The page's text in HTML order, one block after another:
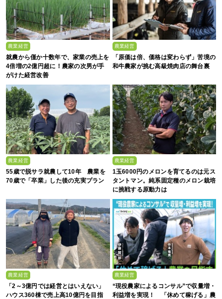
農業経営
就農から僅か十数年で、家業の売上を
4倍増の2億円超に！農家の次男が手
がけた経営改善
農業経営
「原価は倍、価格は変わらず」苦境の
和牛農家が挑む高級焼肉店の舞台裏
農業経営
55歳で脱サラ就農して10年 農業を
70歳で「卒業」した後の充実プラン
農業経営
1玉6000円のメロンを育てるのは元ス
タントマン。純系固定種のメロン栽培
に挑戦する原動力は
農業経営
「2～3億円では経営とはいえない」
ハウス360棟で売上高10億円を目指
農業経営
“現役農家によるコンサル”で収量増・
利益増を実現！ 「休めて稼げる」農